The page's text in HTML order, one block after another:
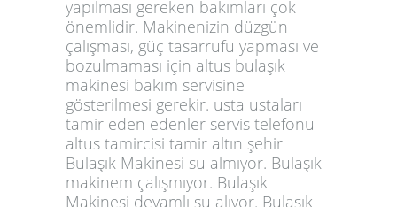
yapılması gereken bakımları çok
önemlidir. Makinenizin düzgün
çalışması, güç tasarrufu yapması ve
bozulmaması için altus bulaşık
makinesi bakım servisine
gösterilmesi gerekir. usta ustaları
tamir eden edenler servis telefonu
altus tamircisi tamir altın şehir
Bulaşık Makinesi su almıyor. Bulaşık
makinem çalışmıyor. Bulaşık
Makinesi devamlı su alıyor. Bulaşık